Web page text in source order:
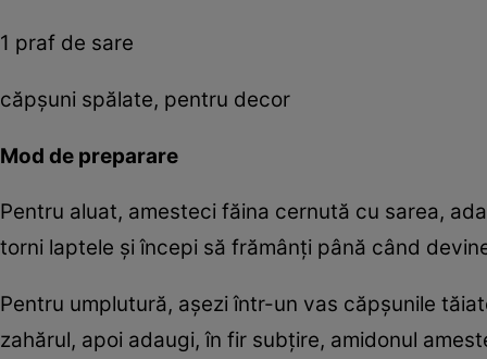
1 praf de sare
căpșuni spălate, pentru decor
Mod de preparare
Pentru aluat, amesteci făina cernută cu sarea,
torni laptele și începi să frămânți până când
Pentru umplutură, așezi într-un vas căpșunile
zahărul, apoi adaugi, în fir subțire, amidonul